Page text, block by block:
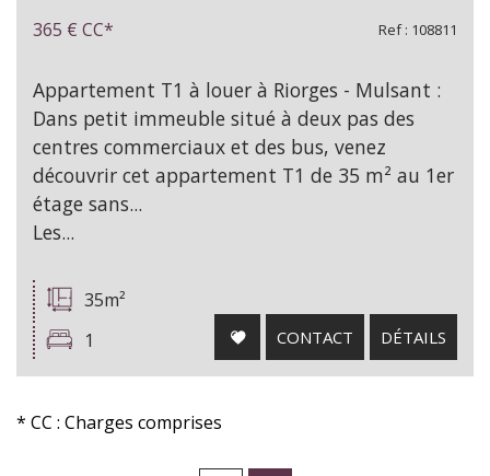
365 € CC* Ref : 108811
Appartement T1 à louer à Riorges - Mulsant :
Dans petit immeuble situé à deux pas des
centres commerciaux et des bus, venez
découvrir cet appartement T1 de 35 m² au 1er
étage sans...
Les...
35m²
1
CONTACT DÉTAILS
* CC : Charges comprises